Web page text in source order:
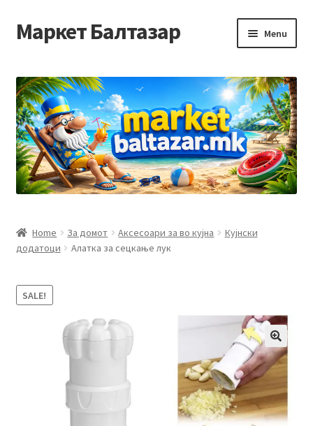
Skip
to
Skip
to
Маркет Балтазар Menu
Checkout
Homepage
Privacy Policy
Контакт
Корисничка подршка
Кошничка
Рекламации и замена на производ
Home За домот Аксесоари за во кујна
Кујнски
додатоци
Алатка за сецкање лук
SALE!